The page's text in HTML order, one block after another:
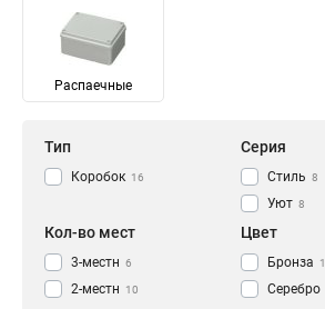
Распаечные
Тип
Коробок 16
Серия
Стиль 8
Уют 8
Кол-во мест
3-местн 6
2-местн 10
Цвет
Бронза 1
Серебро